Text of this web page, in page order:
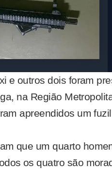
e outros dois foram
na Região
apreendidos um
que um quarto
os quatro são